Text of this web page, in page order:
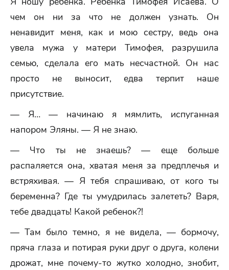
чем он ни за что не должен узнать. Он
ненавидит меня, как и мою сестру, ведь она
увела мужа у матери Тимофея, разрушила
семью, сделала его мать несчастной. Он нас
просто не выносит, едва терпит наше
присутствие.
— Я… — начинаю я мямлить, испуганная
напором Эляны. — Я не знаю.
— Что ты не знаешь? — еще больше
распаляется она, хватая меня за предплечья и
встряхивая. — Я тебя спрашиваю, от кого ты
беременна? Где ты умудрилась залететь? Варя,
тебе двадцать! Какой ребенок?!
— Там было темно, я не видела, — бормочу,
пряча глаза и потирая руки друг о друга, колени
дрожат, мне почему-то жутко холодно, знобит,